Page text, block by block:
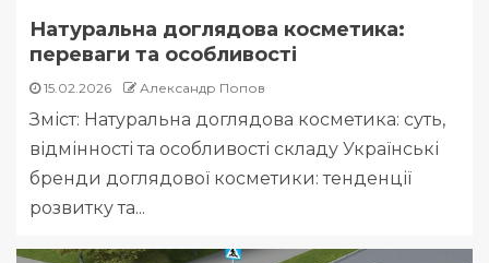
Натуральна доглядова косметика:
переваги та особливості
15.02.2026 Александр Попов
Зміст: Натуральна доглядова косметика: суть,
відмінності та особливості складу Українські
бренди доглядової косметики: тенденції
розвитку та...